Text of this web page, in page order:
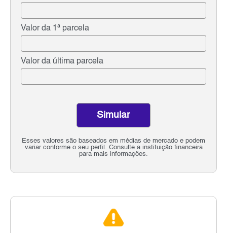
Valor da 1ª parcela
Valor da última parcela
Esses valores são baseados em médias de mercado e podem
variar conforme o seu perfil. Consulte a instituição financeira
para mais informações.
Simular